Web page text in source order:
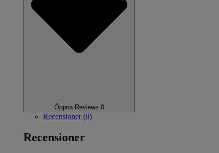
Öppna Reviews 0
Recensioner (0)
Recensioner